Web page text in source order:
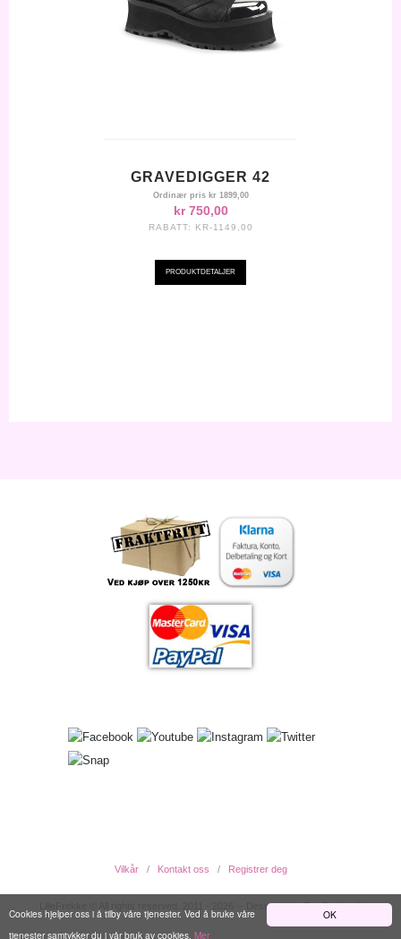
OK
Cookies hjelper oss i å tilby våre tjenester. Ved å bruke våre
tjenester samtykker du i vår bruk av cookies. Mer
GRAVEDIGGER 42
Ordinær pris kr 1899,00
kr 750,00
RABATT: KR-1149,00
PRODUKTDETALJER
Vilkår Kontakt oss Registrer deg
LilleFrekke © All rights reserved. 2011 - 2026 -- Designed by EwcDesign ®